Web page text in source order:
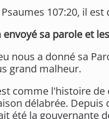
Psaumes 107:20, il est
envoyé sa parole et
nous a donné sa
grand malheur.
comme l'histoire
délabrée. Depuis
été la gouvernante